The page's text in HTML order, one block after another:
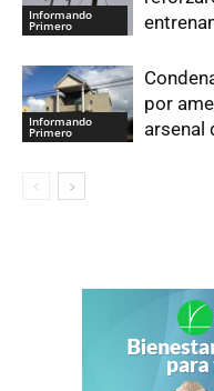
Informando
Primero
Informando
Primero
por
arsenal